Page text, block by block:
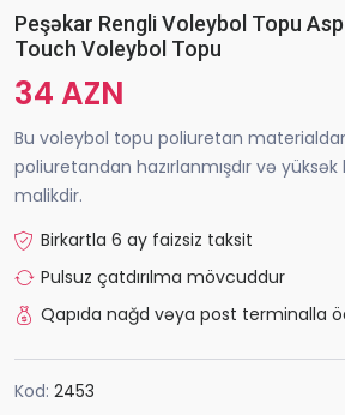
Peşəkar Rengli Voleybol Topu
Touch Voleybol Topu
34 AZN
Bu voleybol topu poliuretan materialdan
poliuretandan hazırlanmışdır və
malikdir.
Birkartla 6 ay faizsiz taksit
Pulsuz çatdırılma mövcuddur
Qapıda nağd vəya post terminalla
Kod: 2453